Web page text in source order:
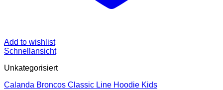
Add to wishlist
Schnellansicht
Unkategorisiert
Calanda Broncos Classic Line Hoodie Kids